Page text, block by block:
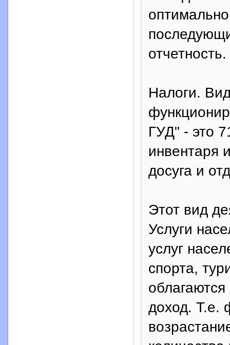
отчетность.
Налоги.
ГУД" - это
инвентаря
досуга и
Этот вид
Услуги
услуг
спорта,
доход. Т.е.